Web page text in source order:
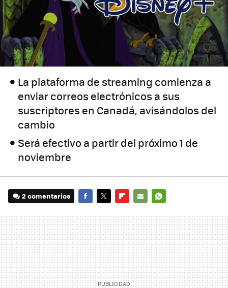
La plataforma de streaming comienza a
enviar correos electrónicos a sus
suscriptores en Canadá, avisándolos del
cambio
Será efectivo a partir del próximo 1 de
noviembre
2 comentarios
MAIL